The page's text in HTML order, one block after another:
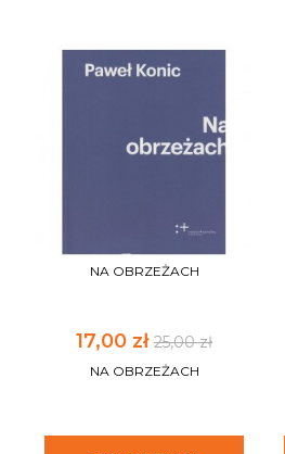
NA OBRZEŻACH
17,00 zł 25,00 zł
NA OBRZEŻACH